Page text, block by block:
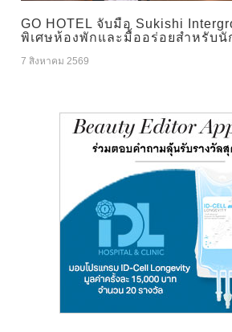
GO HOTEL จับมือ Sukishi
พิเศษห้องพักและมื้ออร่อยสำหรับนั
7 สิงหาคม 2569